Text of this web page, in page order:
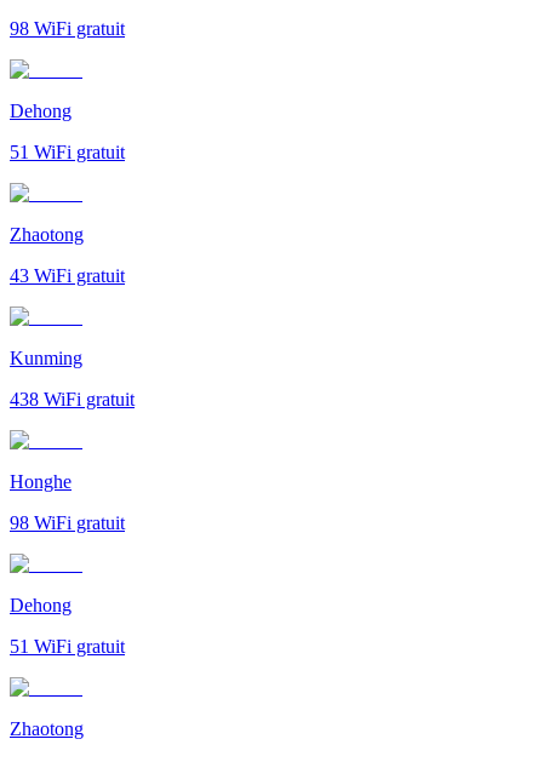
98 WiFi gratuit
Dehong
51 WiFi gratuit
Zhaotong
43 WiFi gratuit
Kunming
438 WiFi gratuit
Honghe
98 WiFi gratuit
Dehong
51 WiFi gratuit
Zhaotong